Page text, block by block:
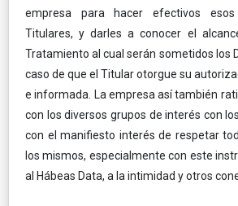
empresa para hacer efectivos
Titulares, y darles a conocer el
Tratamiento al cual serán sometidos los
caso de que el Titular otorgue su
e informada. La empresa así también
con los diversos grupos de interés con
con el manifiesto interés de respetar
los mismos, especialmente con este
al Hábeas Data, a la intimidad y otros